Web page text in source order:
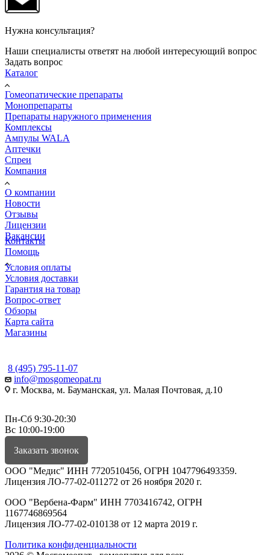
Нужна консультация?
Наши специалисты ответят на любой интересующий вопрос
Задать вопрос
Каталог
Гомеопатические препараты
Монопрепараты
Препараты наружного применения
Комплексы
Ампулы WALA
Аптечки
Спреи
Компания
О компании
Новости
Отзывы
Лицензии
Вакансии
Контакты
Помощь
Условия оплаты
Условия доставки
Гарантия на товар
Вопрос-ответ
Обзоры
Карта сайта
Магазины
8 (495) 795-11-07
info@mosgomeopat.ru
г. Москва, м. Бауманская, ул. Малая Почтовая, д.10
Пн-Сб 9:30-20:30
Вс 10:00-19:00
Заказать звонок
ООО "Медис" ИНН 7720510456, ОГРН 1047796493359.
Лицензия ЛО-77-02-011272 от 26 ноября 2020 г.
ООО "Вербена-Фарм" ИНН 7703416742, ОГРН
1167746869564
Лицензия ЛО-77-02-010138 от 12 марта 2019 г.
Политика конфиденциальности